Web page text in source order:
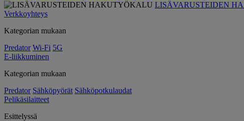
LISÄVARUSTEIDEN
Verkkoyhteys
Kategorian mukaan
Predator Wi-Fi 5G
E-liikkuminen
Kategorian mukaan
Predator Sähköpyörät Sähköpotkulaudat
Pelikäsilaitteet
Esittelyssä